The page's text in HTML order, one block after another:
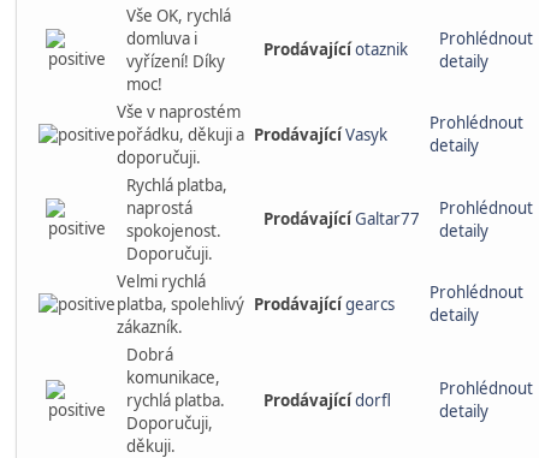
Vše OK, rychlá
domluva i
vyřízení! Díky
moc!
Prodávajícíotaznik
Prohlédnout
detaily
Vše v naprostém
pořádku, děkuji a
doporučuji.
ProdávajícíVasyk
Prohlédnout
detaily
Rychlá platba,
naprostá
spokojenost.
Doporučuji.
ProdávajícíGaltar77
Prohlédnout
detaily
Velmi rychlá
platba, spolehlivý
zákazník.
Prodávajícígearcs
Prohlédnout
detaily
Dobrá
komunikace,
rychlá platba.
Doporučuji,
děkuji.
Prodávajícídorfl
Prohlédnout
detaily